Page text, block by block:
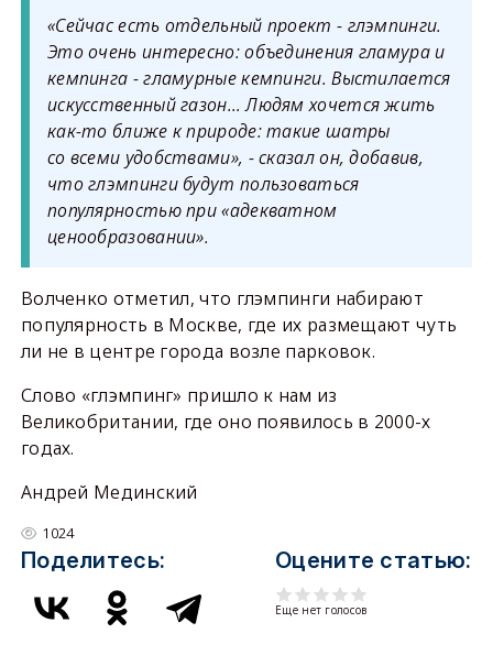
«Сейчас есть отдельный проект - глэмпинги.
Это очень интересно: объединения гламура и
кемпинга - гламурные кемпинги. Выстилается
искусственный газон… Людям хочется жить
как-то ближе к природе: такие шатры
со всеми удобствами», - сказал он, добавив,
что глэмпинги будут пользоваться
популярностью при «адекватном
ценообразовании».
Волченко отметил, что глэмпинги набирают
популярность в Москве, где их размещают чуть
ли не в центре города возле парковок.
Слово «глэмпинг» пришло к нам из
Великобритании, где оно появилось в 2000-х
годах.
Андрей Мединский
1024
Поделитесь: Оцените статью:
Еще нет голосов